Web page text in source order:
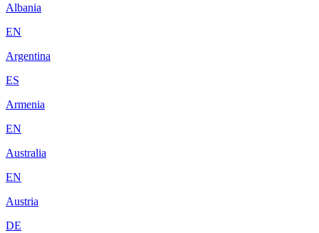
Albania
EN
Argentina
ES
Armenia
EN
Australia
EN
Austria
DE